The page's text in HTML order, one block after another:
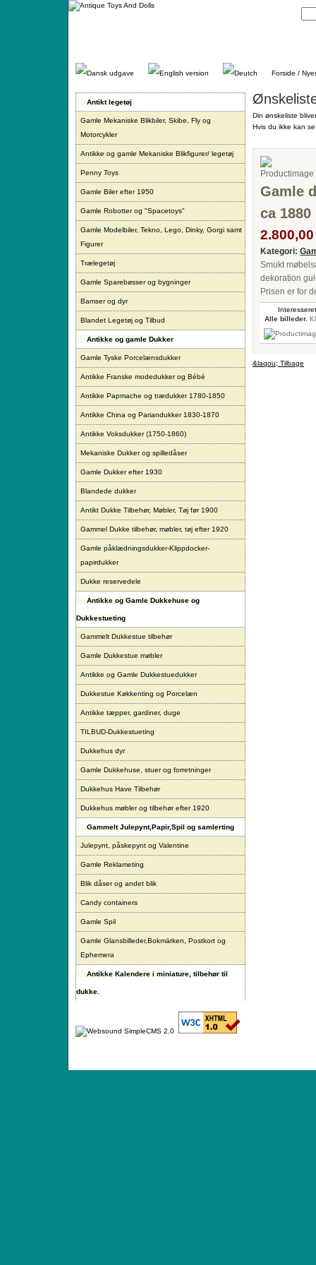
Gå
Forside /
Antikt legetøj
Gamle Mekaniske Blikbiler, Skibe, Fly og
Motorcykler
Antikke og gamle Mekaniske Blikfigurer/ legetøj
Penny Toys
Gamle Biler efter 1950
Gamle Robotter og "Spacetoys"
Gamle Modelbiler, Tekno, Lego, Dinky, Gorgi samt
Figurer
Trælegetøj
Gamle Sparebøsser og bygninger
Bamser og dyr
Blandet Legetøj og Tilbud
Antikke og gamle Dukker
Gamle Tyske Porcelænsdukker
Antikke Franske modedukker og Bébé
Antikke Papmache og trædukker 1780-1850
Antikke China og Pariandukker 1830-1870
Antikke Voksdukker (1750-1860)
Mekaniske Dukker og spilledåser
Gamle Dukker efter 1930
Blandede dukker
Antikt Dukke Tilbehør, Møbler, Tøj før 1900
Gammel Dukke tilbehør, møbler, tøj efter 1920
Gamle påklædningsdukker-Klippdocker-
papirdukker
Dukke reservedele
Antikke og Gamle Dukkehuse og
Dukkestueting
Gammelt Dukkestue tilbehør
Gamle Dukkestue møbler
Antikke og Gamle Dukkestuedukker
Dukkestue Køkkenting og Porcelæn
Antikke tæpper, gardiner, duge
TILBUD-Dukkestueting
Dukkehus dyr
Gamle Dukkehuse, stuer og forretninger
Dukkehus Have Tilbehør
Dukkehus møbler og tilbehør efter 1920
Gammelt Julepynt,Papir,Spil og samlerting
Julepynt, påskepynt og Valentine
Gamle Reklameting
Blik dåser og andet blik
Candy containers
Gamle Spil
Gamle Glansbilleder,Bokmärken, Postkort og
Ephemera
Antikke Kalendere i miniature, tilbehør til
dukke.
Din ønskeliste
Hvis du ikke kan
Gamle
ca 1880
Kategori:
Smukt
dekoration
Prisen er for
Alle billeder.
&laqou; Tilbage